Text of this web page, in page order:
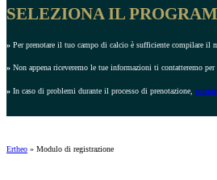
SELEZIONA IL
» Per prenotare il tuo campo di calcio è sufficiente compilare il
» Non appena riceveremo le tue informazioni ti contatteremo per
» In caso di problemi durante il processo di prenotazione,
Ertheo » Modulo di registrazione